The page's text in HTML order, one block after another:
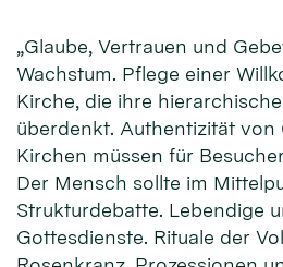
„Glaube, Vertrauen und
Wachstum. Pflege einer
Kirche, die ihre
überdenkt. Authentizität von
Kirchen müssen für
Der Mensch sollte im
Strukturdebatte. Lebendige
Gottesdienste. Rituale der